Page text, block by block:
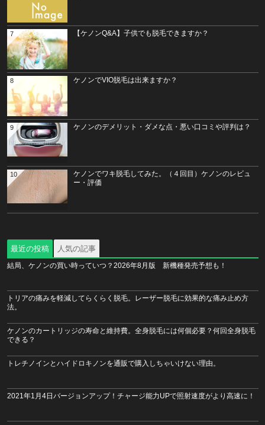
【ケノンQ&A】子供でも脱毛できますか？
7
ケノンでVIO脱毛は出来ますか？
8
ケノンのデメリット・ダメな点・悪い口コミや評判は？
9
ケノンでワキ脱毛してみた。（４回目）ケノンのレビュ
ー・評価
10
最近の投稿 人気の記事
結局、ケノンの買い時っていつ？2026年8月版 新機種発売予想も！
トリアの痛みを軽減してらくらく脱毛。レーザー脱毛に効果的な痛み止め方
法。
ケノンのカートリッジの寿命と維持費。全身脱毛には何個必要？何回全身脱毛
できる？
トレチノインとハイドロキノンを通販で購入しちゃいけない理由。
2021年1月4日バージョンアップ！チャージ能力UPで照射速度がより高速に！